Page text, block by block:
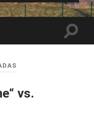
vs.